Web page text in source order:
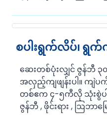
စပါးရွက်လိပ်၊ ရွ
ဆေးတစ်ပုံးလျှင် ဇွန်ဘီ ၃၀
အလှည့်ကျဖျန်းပါ။ ကျဲ
တစ်ဧက ၄-၅ကီလို သုံးစွဲပ
ဇွန်ဘီ , ဖိုင်းရား , ဩဘာမ